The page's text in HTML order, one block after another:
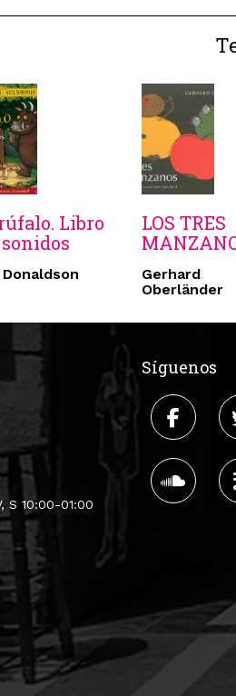
Libro
LOS TRES
Gerhard
Oberländer
S 10:00-01:00
Síguenos